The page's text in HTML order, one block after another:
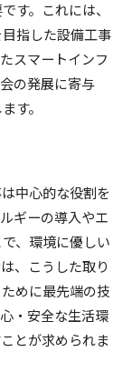
す。これには、
指した設備工事
スマートインフ
の発展に寄与
す。
中心的な役割を
ギーの導入やエ
、環境に優しい
、こうした取り
めに最先端の技
・安全な生活環
とが求められま